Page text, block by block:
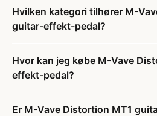
Hvilken kategori tilhører M-
guitar-effekt-pedal?
Hvor kan jeg købe M-Vave
effekt-pedal?
Er M-Vave Distortion MT1